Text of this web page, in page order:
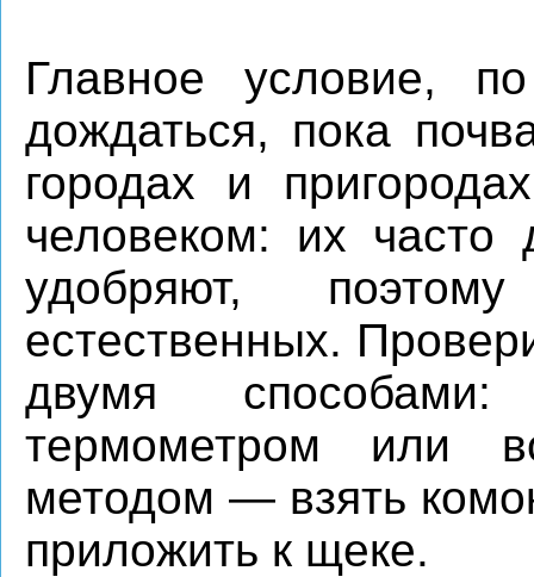
Главное условие,
дождаться, пока
городах и
человеком: их
удобряют,
естественных.
двумя способами:
термометром или
методом — взять
приложить к щеке.